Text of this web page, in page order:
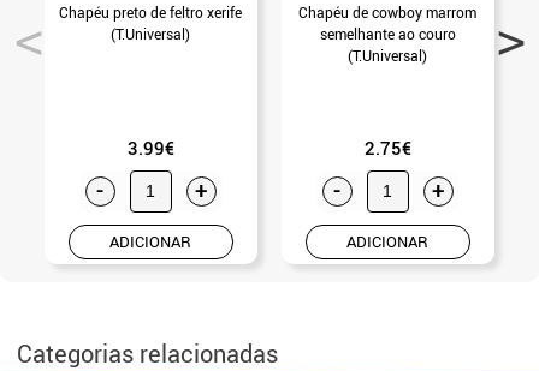
Chapéu preto de feltro xerife
(T.Universal)
3.99€
- +
ADICIONAR
Chapéu de cowboy marrom
semelhante ao couro
(T.Universal)
2.75€
- +
ADICIONAR
Categorias relacionadas